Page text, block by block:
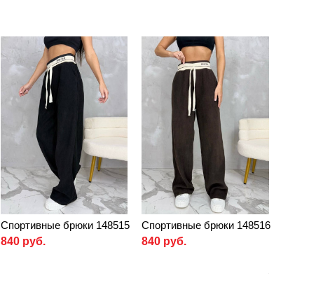
Спортивные брюки 148515
840 руб.
Спортивные брюки 148516
840 руб.